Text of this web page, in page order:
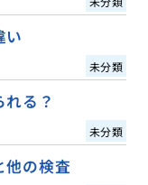
い
未分類
る？
未分類
他の検査